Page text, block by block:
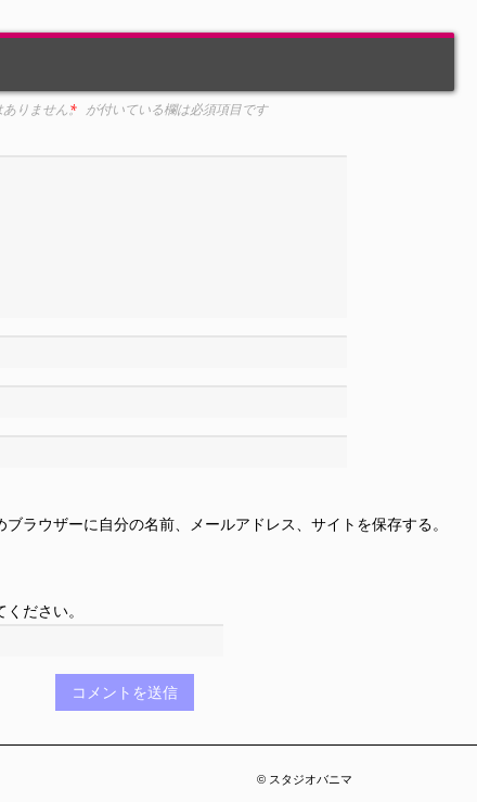
りません。
* が付いている欄は必須項目です
ラウザーに自分の名前、メールアドレス、サイトを保存する。
ださい。
© スタジオバニマ